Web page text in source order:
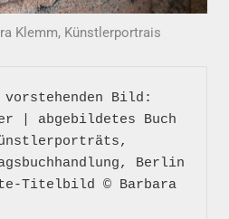
Klemm, Künstlerportrais
Bild:
| abgebildetes Buch
Berlin
Titelbild © Barbara